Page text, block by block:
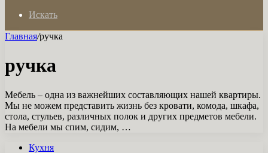
Искать
Главная/ручка
ручка
Мебель – одна из важнейших составляющих нашей квартиры.
Мы не можем представить жизнь без кровати, комода, шкафа,
стола, стульев, различных полок и других предметов мебели.
На мебели мы спим, сидим, …
Кухня